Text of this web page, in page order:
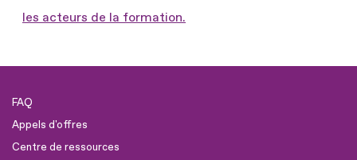
les acteurs de la formation.
FAQ
Appels d'offres
Centre de ressources